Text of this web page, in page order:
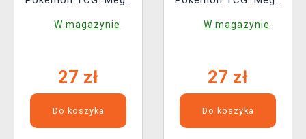
Order Booster (10
W magazynie
27 zł
Do koszyka
Rising - Booster (10
W magazynie
27 zł
Do koszyka